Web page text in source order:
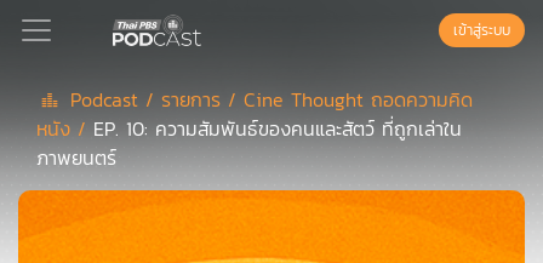
Podcast
ย์
เข้าสู่ระบบ
Podcast / รายการ /Cine Thought ถอดความคิด
หนัง / EP. 10: ความสัมพันธ์ของคนและสัตว์ ที่ถูกเล่าใน
ภาพยนตร์